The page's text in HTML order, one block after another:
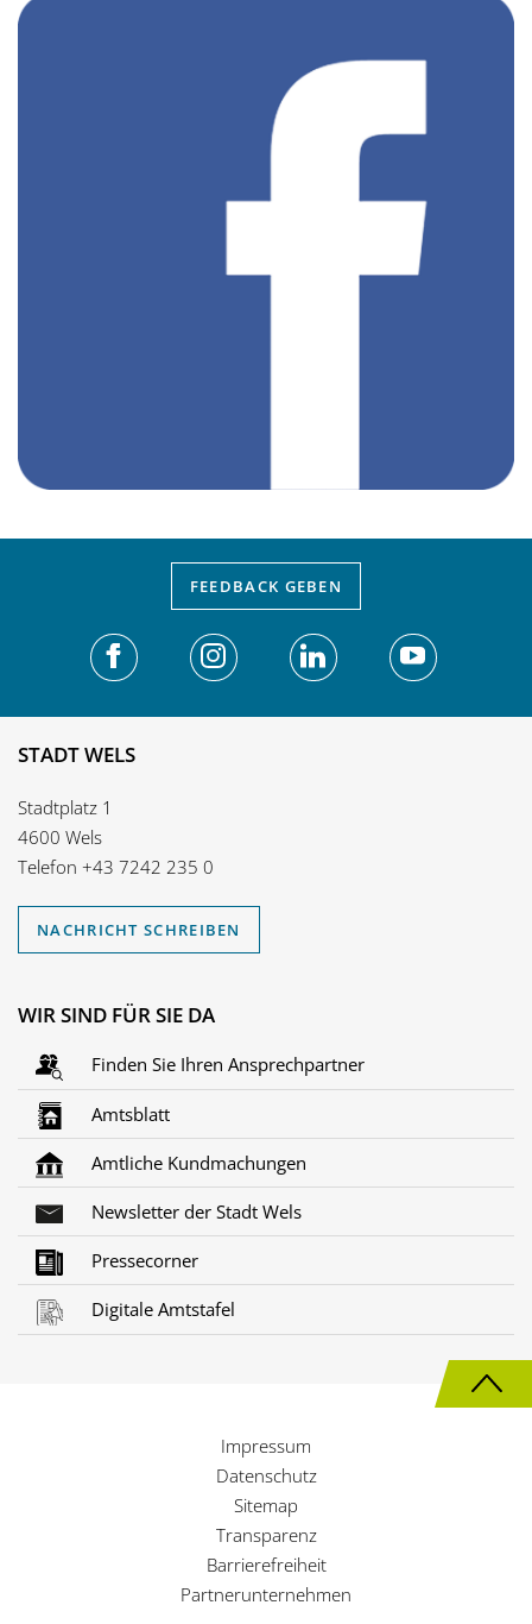
FEEDBACK GEBEN
STADT WELS
Stadtplatz 1
4600 Wels
Telefon +43 7242 235 0
NACHRICHT SCHREIBEN
WIR SIND FÜR SIE DA
Finden Sie Ihren Ansprechpartner
Amtsblatt
Amtliche Kundmachungen
Newsletter der Stadt Wels
Pressecorner
Digitale Amtstafel
Impressum
Datenschutz
Sitemap
Transparenz
Barrierefreiheit
Partnerunternehmen